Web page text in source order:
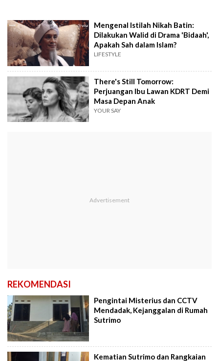
Mengenal Istilah Nikah Batin:
Dilakukan Walid di Drama 'Bidaah',
Apakah Sah dalam Islam?
LIFESTYLE
There's Still Tomorrow:
Perjuangan Ibu Lawan KDRT Demi
Masa Depan Anak
YOUR SAY
REKOMENDASI
Pengintai Misterius dan CCTV
Mendadak, Kejanggalan di Rumah
Sutrimo
Kematian Sutrimo dan Rangkaian